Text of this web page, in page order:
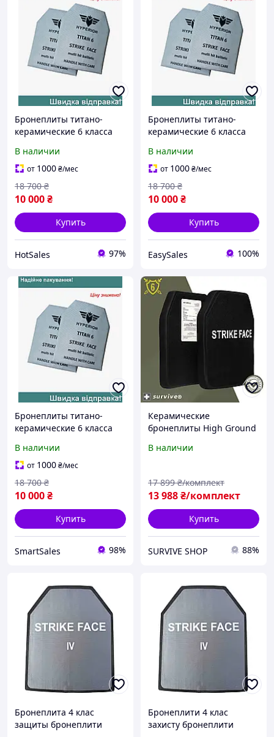
Бронеплиты титано-
керамические 6 класса
подразделений легкие
баллистические плиты
3,5 кг
В наличии
от 1000₴/мес
10 000₴
18 700 ₴
Купить
HotSales 97%
Бронеплиты титано-
керамические 6 класса
подразделений легкие
баллистические плиты
3,5 кг
В наличии
от 1000₴/мес
10 000₴
18 700 ₴
Купить
EasySales 100%
Бронеплиты титано-
керамические 6 класса
подразделений легкие
баллистические плиты
3,5 кг
В наличии
от 1000₴/мес
10 000₴
18 700 ₴
Купить
SmartSales 98%
Керамические
бронеплиты High Ground
ДСТУ/NIJ IV STA, 2.8 кг,
В наличии
13 988₴/комплект
17 899 ₴/комплект
Купить
SURVIVE SHOP 88%
Бронеплита 4 клас
защиты бронеплити
Бронеплити 4 клас
захисту бронеплити